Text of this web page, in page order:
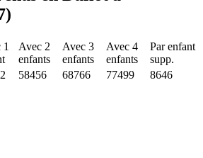
Avec 2
enfants
Avec 3
enfants
Avec 4
enfants
Par enfant
supp.
58456 68766 77499 8646